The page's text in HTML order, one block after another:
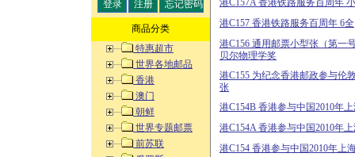
商品分类
特惠超市
世界各地邮品
香港
澳门
朝鲜
世界专题邮票
前苏联
港C157A 香港铁路服务百周年
港C157 香港铁路服务百周年 6全
港C156 通用邮票小型张（第一
贝尔物理学奖
港C155 为纪念香港邮政参与伦
张
港C154B 香港参与中国2010年
港C154A 香港参与中国2010年
港C154 香港参与中国2010年上